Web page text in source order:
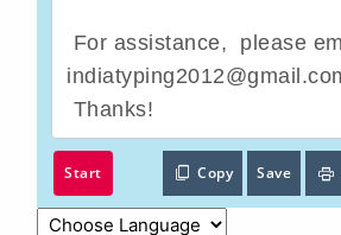
For assistance,  please
Thanks!
Start Copy Save